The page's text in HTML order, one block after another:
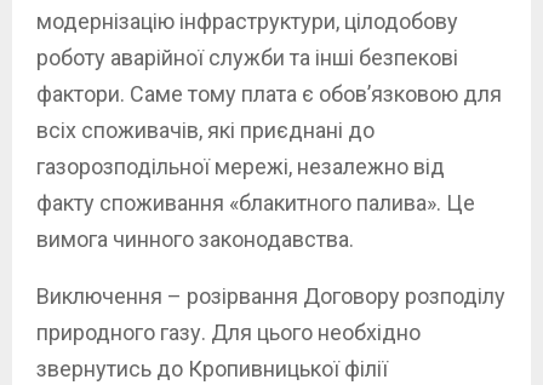
модернізацію інфраструктури, цілодобову
роботу аварійної служби та інші безпекові
фактори. Саме тому плата є обов’язковою для
всіх споживачів, які приєднані до
газорозподільної мережі, незалежно від
факту споживання «блакитного палива». Це
вимога чинного законодавства.
Виключення – розірвання Договору розподілу
природного газу. Для цього необхідно
звернутись до Кропивницької філії